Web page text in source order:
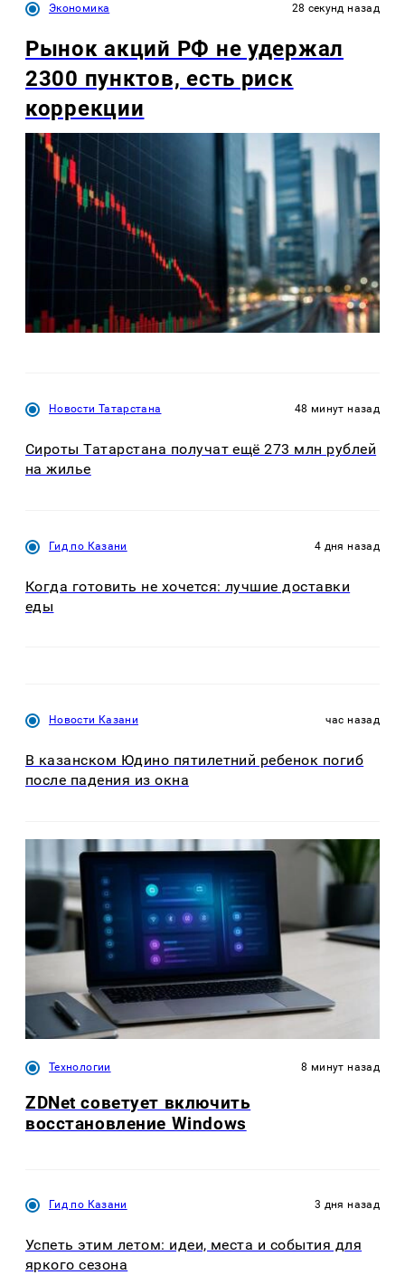
Экономика 28 секунд назад
Рынок акций РФ не удержал
2300 пунктов, есть риск
коррекции
Новости Татарстана 48 минут назад
Сироты Татарстана получат ещё 273 млн рублей
на жилье
Гид по Казани 4 дня назад
Когда готовить не хочется: лучшие доставки
еды
Новости Казани час назад
В казанском Юдино пятилетний ребенок погиб
после падения из окна
Технологии 8 минут назад
ZDNet советует включить
восстановление Windows
Гид по Казани 3 дня назад
Успеть этим летом: идеи, места и события для
яркого сезона